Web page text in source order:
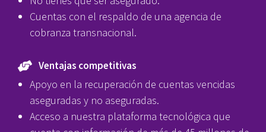
Cuentas con el respaldo de una agencia de
cobranza transnacional.
Ventajas competitivas
Apoyo en la recuperación de cuentas vencidas
aseguradas y no aseguradas.
Acceso a nuestra plataforma tecnológica que